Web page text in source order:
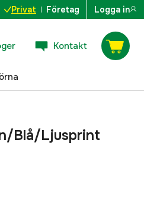
Privat Företag Logga in
Kontakt
Blå/Ljusprint